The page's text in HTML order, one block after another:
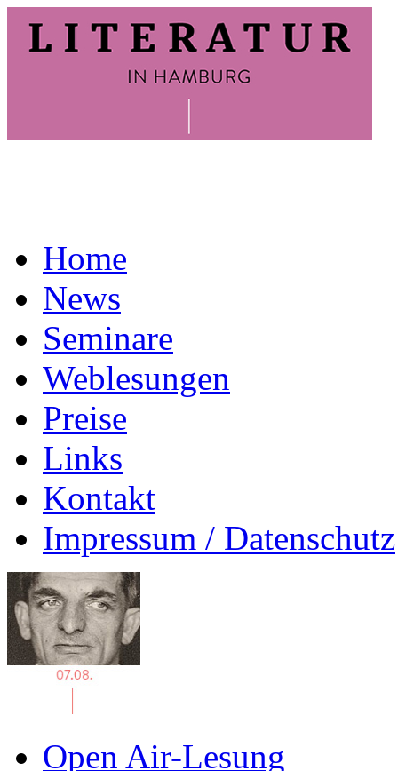
Home
News
Seminare
Weblesungen
Preise
Links
Kontakt
Impressum / Datenschutz
Open Air-Lesung